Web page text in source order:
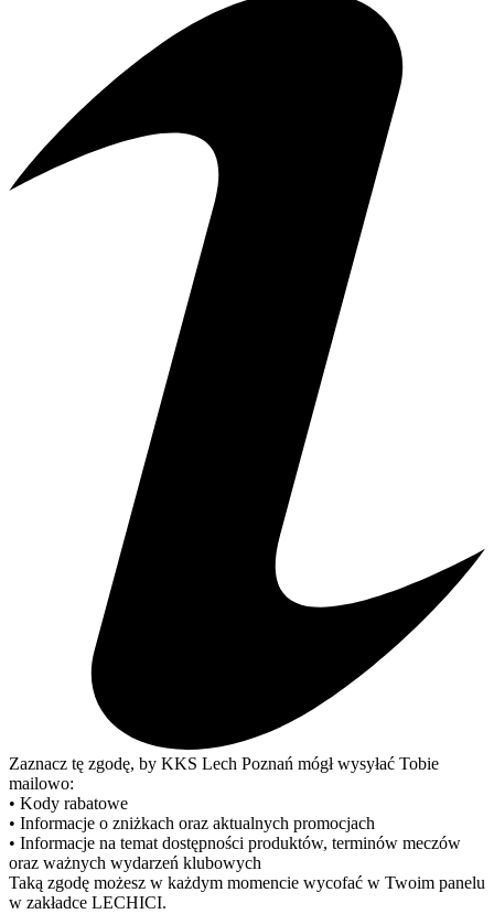
Zaznacz tę zgodę, by KKS Lech Poznań mógł wysyłać Tobie
mailowo:
• Kody rabatowe
• Informacje o zniżkach oraz aktualnych promocjach
• Informacje na temat dostępności produktów, terminów meczów
oraz ważnych wydarzeń klubowych
Taką zgodę możesz w każdym momencie wycofać w Twoim panelu
w zakładce LECHICI.